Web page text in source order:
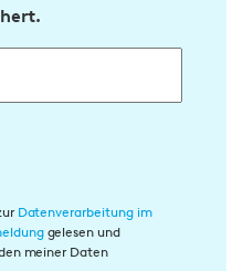
Datenverarbeitung im
gelesen und
meiner Daten